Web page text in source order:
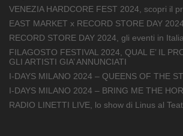
VENEZIA HARDCORE FEST 2024, scopri il
EAST MARKET x RECORD STORE DAY
RECORD STORE DAY 2024, gli eventi in Italia
FILAGOSTO FESTIVAL 2024, QUAL E’ IL
GLI ARTISTI GIA’ ANNUNCIATI
I-DAYS MILANO 2024 – QUEENS OF THE
I-DAYS MILANO 2024 – BRING ME THE
RADIO LINETTI LIVE, lo show di Linus al